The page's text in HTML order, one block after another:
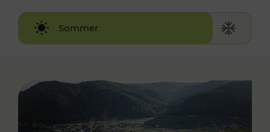
Sommer
Winter